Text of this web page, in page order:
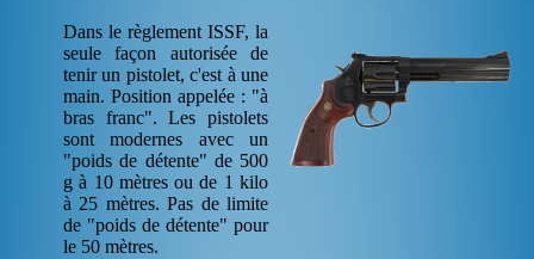
Dans le règlement ISSF, la
seule façon autorisée de
tenir un pistolet, c'est à une
main. Position appelée : "à
bras franc". Les pistolets
sont modernes avec un
"poids de détente" de 500
g à 10 mètres ou de 1 kilo
à 25 mètres. Pas de limite
de "poids de détente" pour
le 50 mètres.